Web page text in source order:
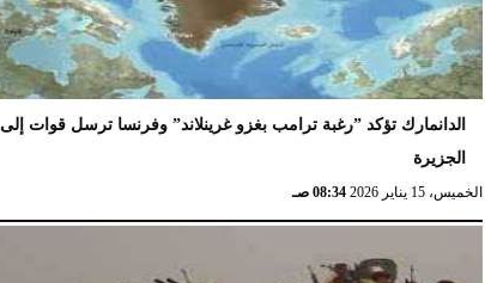
الدانمارك تؤكد ”رغبة ترامب بغزو غرينلاند” وفرنسا ترسل قوات إلى
الجزيرة
الخميس، 15 يناير 2026 08:34 صـ